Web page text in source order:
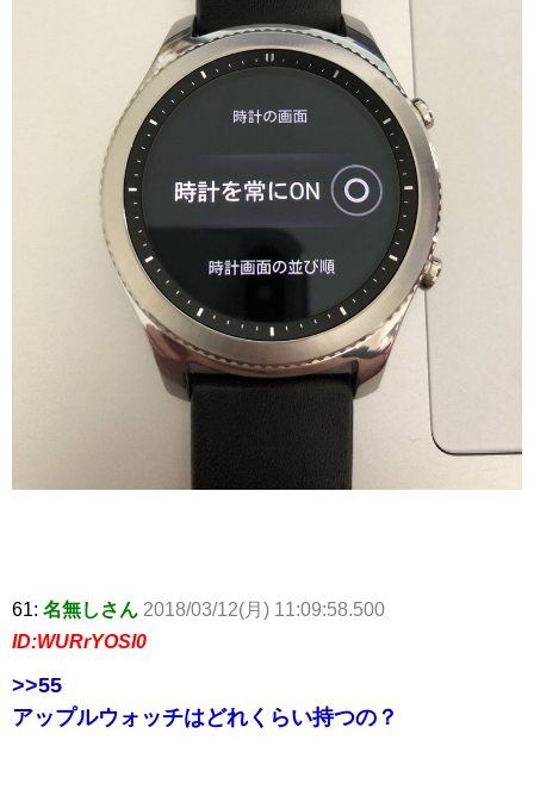
61: 名無しさん 2018/03/12(月) 11:09:58.500
ID:WURrYOSl0
>>55
アップルウォッチはどれくらい持つの？